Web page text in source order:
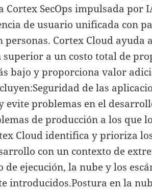
Cortex SecOps impulsada por
de usuario unificada con
personas. Cortex Cloud ayuda
a un costo total de
bajo y proporciona valor
de las
evite problemas en el
de producción a los que
Cloud identifica y prioriza
con un contexto de
de ejecución, la nube y los
introducidos.Postura en la